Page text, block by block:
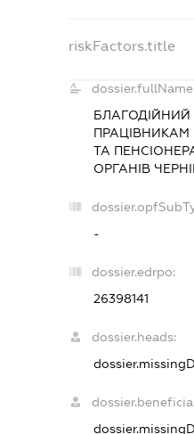
riskFactors.title
ПРАЦІВНИКАМ
ТА
ОРГАНІВ
-
dossier.edrpo:
26398141
dossier.heads: